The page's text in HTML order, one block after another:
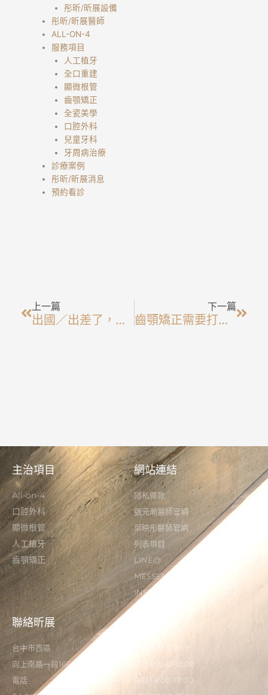
彤昕/昕展設備
彤昕/昕展醫師
ALL-ON-4
服務項目
人工植牙
全口重建
顯微根管
齒顎矯正
全瓷美學
口腔外科
兒童牙科
牙周病治療
診療案例
彤昕/昕展消息
預約看診
上一篇
出國／出差了，還能進行牙齒矯正嗎？
下一篇
齒顎矯正需要打骨釘嗎？
主治項目
All-on-4
口腔外科
顯微根管
人工植牙
齒顎矯正
網站連結
隱私條款
張元瀚醫師官網
葉映彤醫師官網
列表項目
LINE@
MESSENGER
INSTAGRAM
聯絡昕展
台中市西區
向上南路一段166-5號
電話
星期一至星期六
早診09:00-12:00
午診14:00-17:00